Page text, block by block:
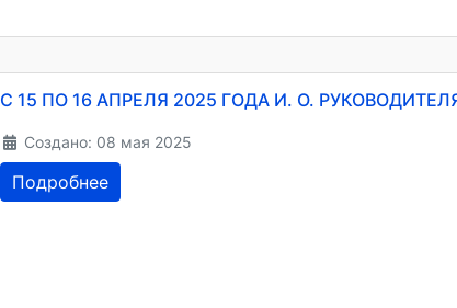
С 15 ПО 16 АПРЕЛЯ 2025 ГОДА И. О.
Создано: 08 мая 2025
Подробнее